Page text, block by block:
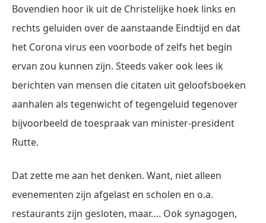
Bovendien hoor ik uit de Christelijke hoek links en
rechts geluiden over de aanstaande Eindtijd en dat
het Corona virus een voorbode of zelfs het begin
ervan zou kunnen zijn. Steeds vaker ook lees ik
berichten van mensen die citaten uit geloofsboeken
aanhalen als tegenwicht of tegengeluid tegenover
bijvoorbeeld de toespraak van minister-president
Rutte.
Dat zette me aan het denken. Want, niet alleen
evenementen zijn afgelast en scholen en o.a.
restaurants zijn gesloten, maar…. Ook synagogen,